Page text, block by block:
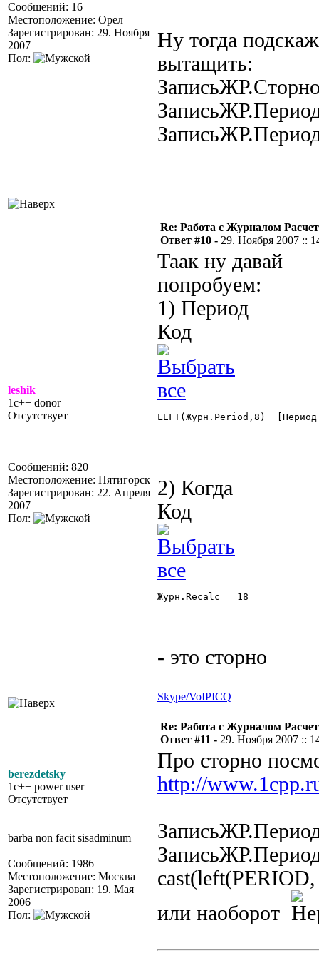
Сообщений: 16
Местоположение: Орел
Зарегистрирован: 29. Ноября
2007
Пол:
Ну тогда
вытащить:
leshik
1c++ donor
Отсутствует
Сообщений: 820
Местоположение: Пятигорск
Зарегистрирован: 22. Апреля
2007
Пол:
Re: Работа с Журналом
Ответ #10 - 29. Ноября 2007 ::
Таак ну давай
попробуем:
1) Период
Код
LEFT(Журн.Period,8)
2) Когда
Код
Журн.Recalc = 18
- это сторно
Skype/VoIPICQ
berezdetsky
1c++ power user
Отсутствует
barba non facit sisadminum
Сообщений: 1986
Местоположение: Москва
Зарегистрирован: 19. Мая
2006
Пол:
Re: Работа с Журналом
Ответ #11 - 29. Ноября 2007 ::
Про сторно
http://
или наоборот